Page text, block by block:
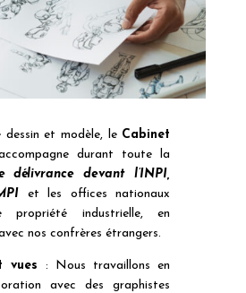
dessin et modèle, le Cabinet
durant toute la
délivrance devant l’INPI,
et les offices nationaux
propriété industrielle, en
nos confrères étrangers.
vues : Nous travaillons en
avec des graphistes